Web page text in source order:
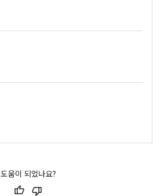
도움이 되었나요?